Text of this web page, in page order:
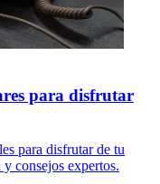
para disfrutar
para disfrutar de tu
consejos expertos.